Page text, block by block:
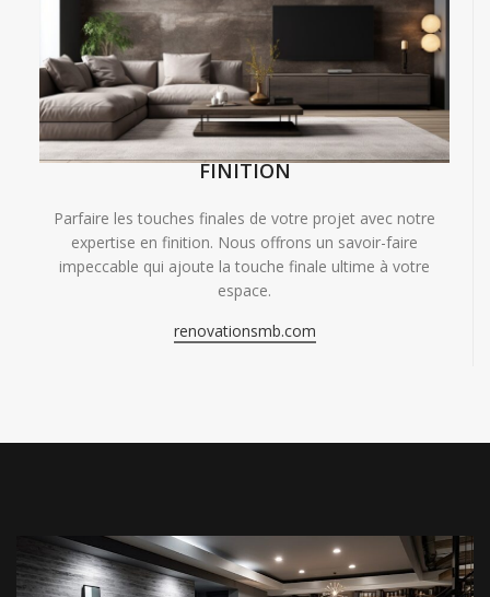
FINITION
Parfaire les touches finales de votre projet avec notre
expertise en finition. Nous offrons un savoir-faire
impeccable qui ajoute la touche finale ultime à votre
espace.
renovationsmb.com